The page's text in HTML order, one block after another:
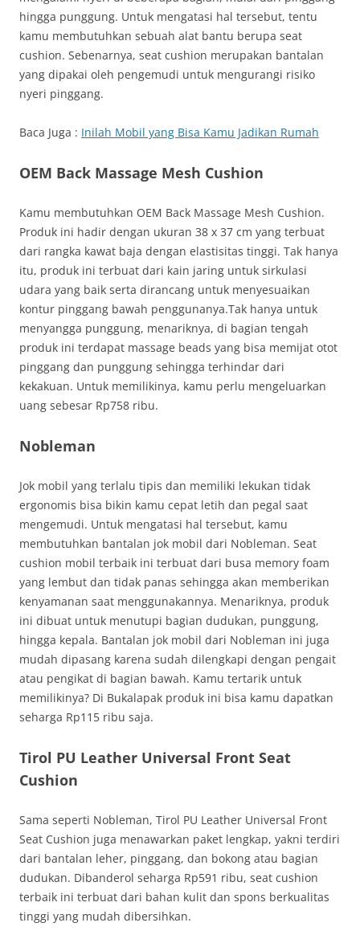
hingga punggung. Untuk mengatasi hal tersebut, tentu
kamu membutuhkan sebuah alat bantu berupa seat
cushion. Sebenarnya, seat cushion merupakan bantalan
yang dipakai oleh pengemudi untuk mengurangi risiko
nyeri pinggang.
Baca Juga : Inilah Mobil yang Bisa Kamu Jadikan Rumah
OEM Back Massage Mesh Cushion
Kamu membutuhkan OEM Back Massage Mesh Cushion.
Produk ini hadir dengan ukuran 38 x 37 cm yang terbuat
dari rangka kawat baja dengan elastisitas tinggi. Tak hanya
itu, produk ini terbuat dari kain jaring untuk sirkulasi
udara yang baik serta dirancang untuk menyesuaikan
kontur pinggang bawah penggunanya.Tak hanya untuk
menyangga punggung, menariknya, di bagian tengah
produk ini terdapat massage beads yang bisa memijat otot
pinggang dan punggung sehingga terhindar dari
kekakuan. Untuk memilikinya, kamu perlu mengeluarkan
uang sebesar Rp758 ribu.
Nobleman
Jok mobil yang terlalu tipis dan memiliki lekukan tidak
ergonomis bisa bikin kamu cepat letih dan pegal saat
mengemudi. Untuk mengatasi hal tersebut, kamu
membutuhkan bantalan jok mobil dari Nobleman. Seat
cushion mobil terbaik ini terbuat dari busa memory foam
yang lembut dan tidak panas sehingga akan memberikan
kenyamanan saat menggunakannya. Menariknya, produk
ini dibuat untuk menutupi bagian dudukan, punggung,
hingga kepala. Bantalan jok mobil dari Nobleman ini juga
mudah dipasang karena sudah dilengkapi dengan pengait
atau pengikat di bagian bawah. Kamu tertarik untuk
memilikinya? Di Bukalapak produk ini bisa kamu dapatkan
seharga Rp115 ribu saja.
Tirol PU Leather Universal Front Seat
Cushion
Sama seperti Nobleman, Tirol PU Leather Universal Front
Seat Cushion juga menawarkan paket lengkap, yakni terdiri
dari bantalan leher, pinggang, dan bokong atau bagian
dudukan. Dibanderol seharga Rp591 ribu, seat cushion
terbaik ini terbuat dari bahan kulit dan spons berkualitas
tinggi yang mudah dibersihkan.